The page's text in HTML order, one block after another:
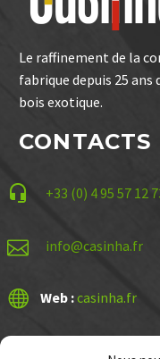
Le raffinement de la
fabrique depuis 25
bois exotique.
CONTACTS

 +33 (0) 4 95 57 12

 info@casinha.fr

 Web :casinha.fr
LIENS